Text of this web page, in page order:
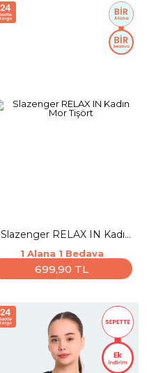
Slazenger RELAX IN Kadın
Mor Tişört
1 Alana 1 Bedava
699,90 TL